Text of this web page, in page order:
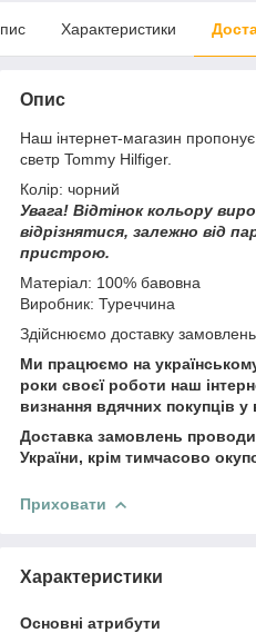
Характеристики
Опис
Наш інтернет-магазин
светр Tommy Hilfiger.
Колір: чорний
Увага! Відтінок кольору
відрізнятися, залежно від
пристрою.
Матеріал: 100% бавовна
Виробник: Туреччина
Здійснюємо доставку замовлень
Ми працюємо на
роки своєї роботи наш
визнання вдячних покупців у
Доставка замовлень
України, крім тимчасово
Приховати
Характеристики
Основні атрибути